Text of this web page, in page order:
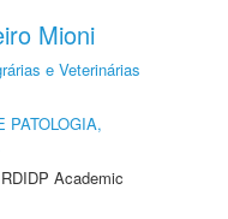
Mioni
e Veterinárias
PATOLOGIA,
Academic